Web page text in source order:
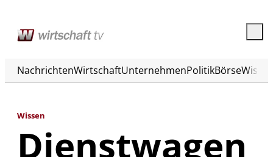
NachrichtenWirtschaftUnternehmenPolitikBörse
Wissen
Dienstwagen